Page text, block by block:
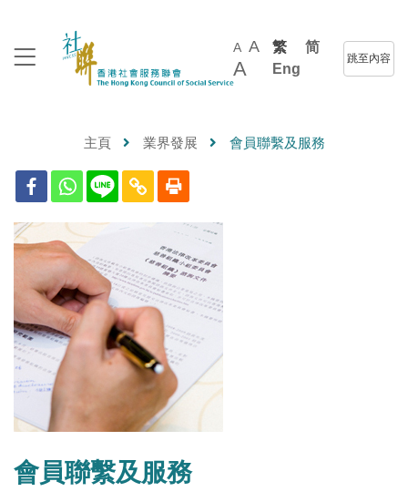
A A
A
繁
简
Eng
跳至內容
主頁 業界發展 會員聯繫及服務
會員聯繫及服務